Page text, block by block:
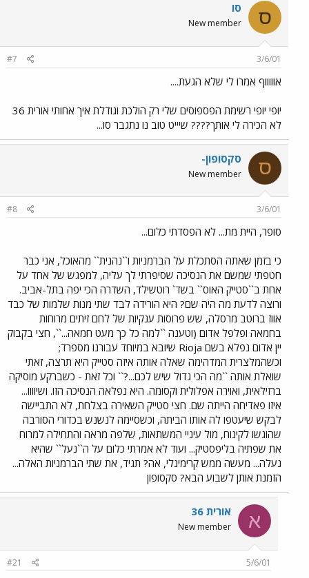
ס סו
New member
3/6/01
#7
אוווווף אמרו לי שלא הגעת....
יופי יופי רשימת הפספוסים שלי רק הולכת וגודלת איך אחותי אורית 36
לא הכירה לי אותך???? שיייט טוב נו נתגבר סו...
ס סקסופון-
New member
3/6/01
#8
סופר, היית מת... לא הפסדתי כלום...
כי בזמן שאתה הסתכלת על הברמניות ו``נהנית`` מהאוכל, אני כבר
חטפתי שמשם את הנסיכה שסיפרתי לך עליה, למפגש של אחד על
אחת ב``סטייק האוס`` בשד` רוטשילד, השדרה הכי יפה בתל-אביב.
ורוצה לדעת מה היה שם? היא הורידה לבד שתי מנות שלמות של כבד
אווז ברוטב מרסלה, שש פרוסות ענקיות של לחם זיתים מרוחות
בחמאה ופלפל אדום (וטענה ``למה כל כך מעט חמאה...``, חצי בקבוק
יין אדום נפלא בשם Rioja שיובא במיוחד עבורנו מספרד;
וכשהמלצרית המדהימה שאלה אותה איזה סטייק היא תרצה, זאתי
שואלת אותה ``מה הכי גדול שיש לכם...?`` וכל זאת - כשברקע מוסיקה
ברזילאית, ואוירה אפלולית וקסומה. היא נפלאה הנסיכה הזו. ושיוווו...
איזו פאדיחה הייתה שם. חצי סטייק השאירה בצלחת, לא התביישה
לבקש שיעטפו לה אותו הביתה, וכשסיימה לנשנש בכדורי הסורבה
שהוגשו לקינוח, מול עיניי המשתאות, שלפה מראה והתחילה למרוח
את שפתיה בליפסטיק... ועוד לא אמרתי כלום על ה``נעל`` שהיא
נעלה... מעשה ממש קרימינלי, אה? תגיד, את שתי הברמניות האלה...
הזמנת אותן לשבוע הבא? סקסופון
א אורית 36
New member
5/6/01
#21